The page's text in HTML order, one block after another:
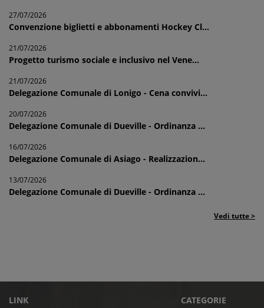
27/07/2026
Convenzione biglietti e abbonamenti Hockey Cl...
21/07/2026
Progetto turismo sociale e inclusivo nel Vene...
21/07/2026
Delegazione Comunale di Lonigo - Cena convivi...
20/07/2026
Delegazione Comunale di Dueville - Ordinanza ...
16/07/2026
Delegazione Comunale di Asiago - Realizzazion...
13/07/2026
Delegazione Comunale di Dueville - Ordinanza ...
Vedi tutte >
LINK CATEGORIE